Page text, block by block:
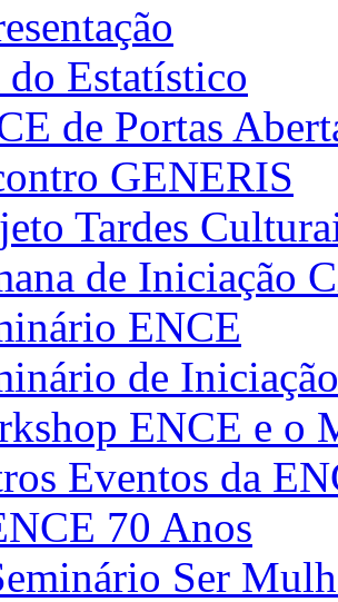
Estatístico
de Portas
GENERIS
Tardes
de Iniciação
ENCE
de
ENCE e o
Eventos da
70 Anos
Ser